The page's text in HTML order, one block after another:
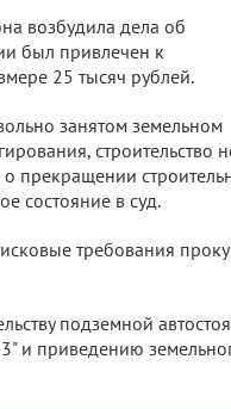
возбудила дела об
был привлечен к
25 тысяч рублей.
занятом земельном
строительство
о прекращении
состояние в суд.
требования
подземной
и приведению